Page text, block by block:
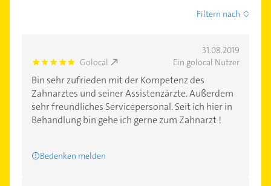
Filtern nach
31.08.2019
5.0 Golocal Ein golocal Nutzer
Bin sehr zufrieden mit der Kompetenz des
Zahnarztes und seiner Assistenzärzte. Außerdem
sehr freundliches Servicepersonal. Seit ich hier in
Behandlung bin gehe ich gerne zum Zahnarzt !
Bedenken melden